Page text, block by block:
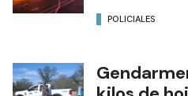
POLICIALES